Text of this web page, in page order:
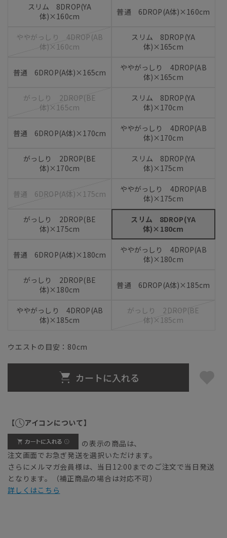
スリム 8DROP(YA
体)×160cm
普通 6DROP(A体)×160cm
ややがっしり 4DROP(AB
体)×160cm
スリム 8DROP(YA
体)×165cm
普通 6DROP(A体)×165cm
ややがっしり 4DROP(AB
体)×165cm
がっしり 2DROP(BE
体)×165cm
スリム 8DROP(YA
体)×170cm
普通 6DROP(A体)×170cm
ややがっしり 4DROP(AB
体)×170cm
がっしり 2DROP(BE
体)×170cm
スリム 8DROP(YA
体)×175cm
普通 6DROP(A体)×175cm
ややがっしり 4DROP(AB
体)×175cm
がっしり 2DROP(BE
体)×175cm
スリム 8DROP(YA
体)×180cm
普通 6DROP(A体)×180cm
ややがっしり 4DROP(AB
体)×180cm
がっしり 2DROP(BE
体)×180cm
普通 6DROP(A体)×185cm
ややがっしり 4DROP(AB
体)×185cm
がっしり 2DROP(BE
体)×185cm
ウエストの目安： 80cm
カートに入れる
【 アイコンについて】
の表示の商品は、
注文画面でお急ぎ発送を選択いただけます。
さらにメルマガ会員様は、当日12:00までのご注文で当日発送
となります。（補正商品の場合は対応不可）
詳しくはこちら